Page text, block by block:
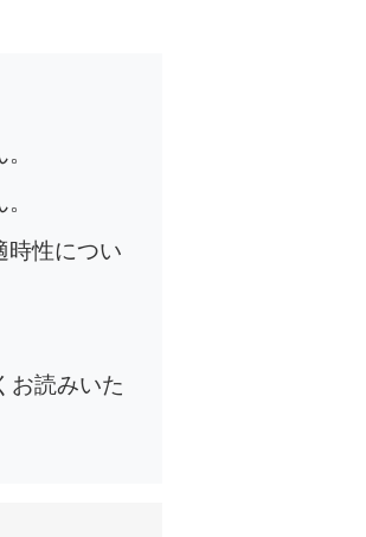
時性につい
お読みいた